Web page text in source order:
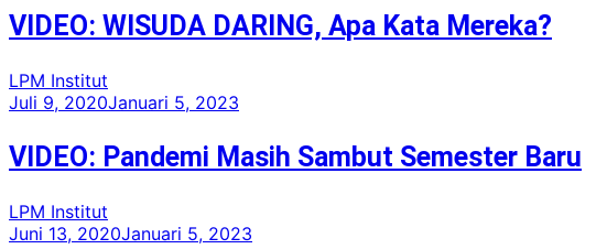
VIDEO: WISUDA DARING, Apa Kata Mereka?
LPM Institut
Juli 9, 2020Januari 5, 2023
VIDEO: Pandemi Masih Sambut Semester Baru
LPM Institut
Juni 13, 2020Januari 5, 2023